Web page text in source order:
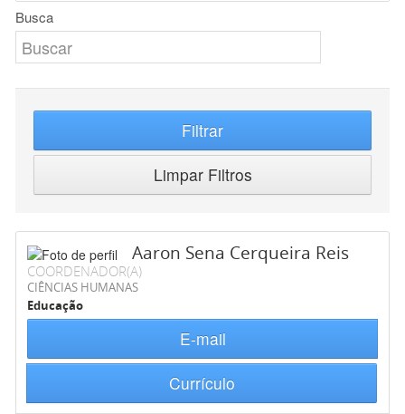
Busca
Filtrar
Limpar Filtros
Aaron Sena Cerqueira Reis
COORDENADOR(A)
CIÊNCIAS HUMANAS
Educação
E-mail
Currículo